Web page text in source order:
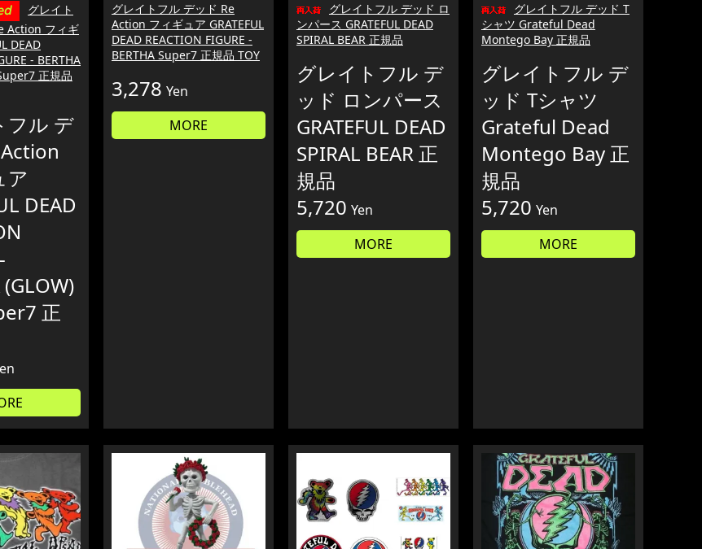
グレイト
Action フィギ
DEAD
- BERTHA
正規品
フル デ
ア
DEAD
(GLOW)
正
グレイトフル デッド Re
Action フィギュア GRATEFUL
DEAD REACTION FIGURE -
BERTHA Super7 正規品 TOY
3,278 Yen
MORE
グレイトフル デッド ロ
ンパース GRATEFUL DEAD
SPIRAL BEAR 正規品
グレイトフル デ
ッド ロンパース
GRATEFUL DEAD
SPIRAL BEAR 正
規品
5,720 Yen
MORE
グレイトフル デッド T
シャツ Grateful Dead
Montego Bay 正規品
グレイトフル デ
ッド Tシャツ
Grateful Dead
Montego Bay 正
規品
5,720 Yen
MORE